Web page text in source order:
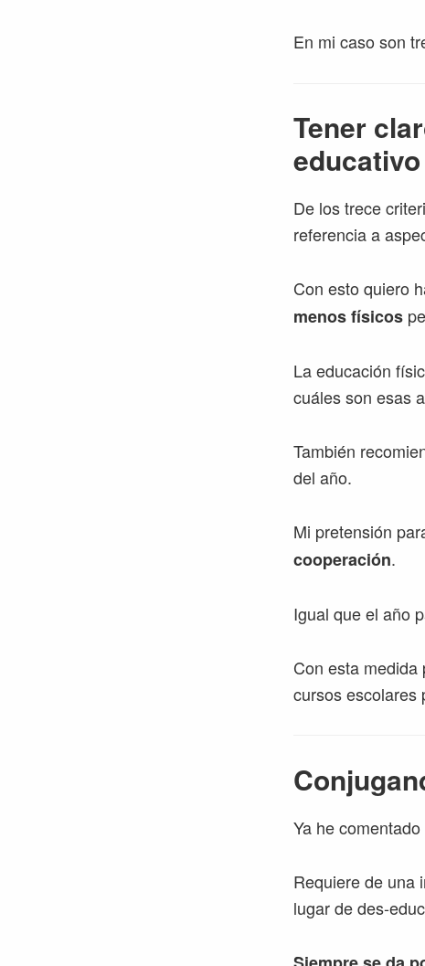
En mi caso son
Tener
educativo
De los trece
referencia a
Con esto quiero
menos físicos
La educación
cuáles son esas
También
del año.
Mi pretensión
cooperación.
Igual que el año
Con esta
cursos escolares
Ya he
Requiere de una
lugar de des-